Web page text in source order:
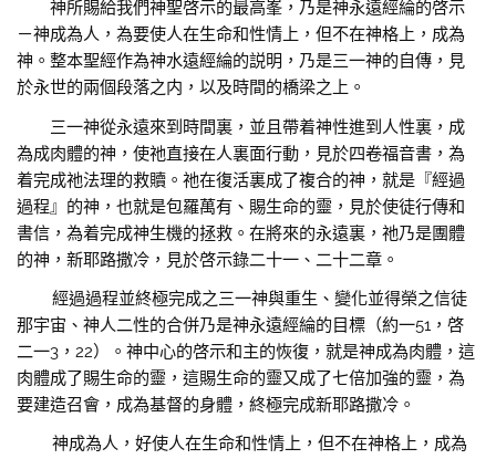
神所賜給我們神聖啓示的最高峯，乃是神永遠經綸的啓示
－神成為人，為要使人在生命和性情上，但不在神格上，成為
神。整本聖經作為神水遠經綸的説明，乃是三一神的自傳，見
於永世的兩個段落之内，以及時間的橋梁之上。
三一神從永遠來到時間裏，並且帶着神性進到人性裏，成
為成肉體的神，使祂直接在人裏面行動，見於四卷福音書，為
着完成祂法理的救贖。祂在復活裏成了複合的神，就是『經過
過程』的神，也就是包羅萬有、賜生命的靈，見於使徒行傳和
書信，為着完成神生機的拯救。在將來的永遠裏，祂乃是團體
的神，新耶路撒冷，見於啓示錄二十一、二十二章。
經過過程並終極完成之三一神與重生、變化並得榮之信徒
那宇宙、神人二性的合併乃是神永遠經綸的目標（約一51，啓
二一3，22）。神中心的啓示和主的恢復，就是神成為肉體，這
肉體成了賜生命的靈，這賜生命的靈又成了七倍加強的靈，為
要建造召會，成為基督的身體，終極完成新耶路撒冷。
神成為人，好使人在生命和性情上，但不在神格上，成為